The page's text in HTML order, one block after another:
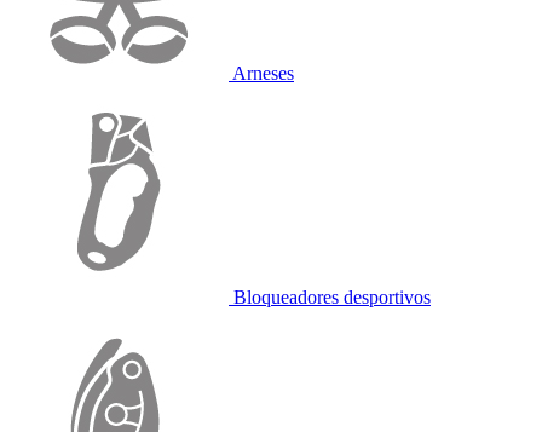
Arneses
Bloqueadores desportivos